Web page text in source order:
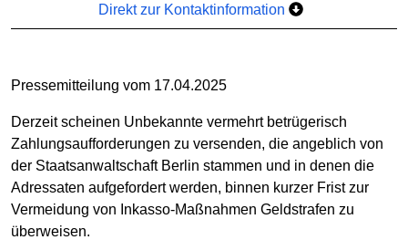
Direkt zur Kontaktinformation
Pressemitteilung vom 17.04.2025
Derzeit scheinen Unbekannte vermehrt betrügerisch
Zahlungsaufforderungen zu versenden, die angeblich von
der Staatsanwaltschaft Berlin stammen und in denen die
Adressaten aufgefordert werden, binnen kurzer Frist zur
Vermeidung von Inkasso-Maßnahmen Geldstrafen zu
überweisen.